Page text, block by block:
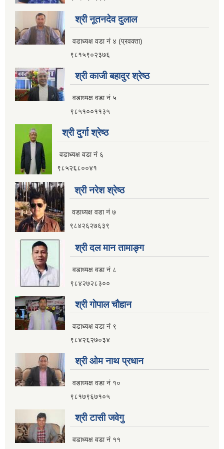
श्री नूतनदेव दुलाल
वडाध्यक्ष वडा नं ४ (प्रवक्ता)
९८१५९०२३७६
श्री काजी बहादुर श्रेष्ठ
वडाध्यक्ष वडा नं ५
९८५१००११३५
श्री दुर्गा श्रेष्ठ
वडाध्यक्ष वडा नं ६
९८५२६८००४१
श्री नरेश श्रेष्ठ
वडाध्यक्ष वडा नं ७
९८४२६२७६३९
श्री दल मान तामाङ्ग
वडाध्यक्ष वडा नं ८
९८४२७२८३००
श्री गाेपाल चाैहान
वडाध्यक्ष वडा नं ९
९८४२६२७०३४
श्री ओम नाथ प्रधान
वडाध्यक्ष वडा नं १०
९८१७९६७१०५
श्री टासी जवेगु
वडाध्यक्ष वडा नं ११